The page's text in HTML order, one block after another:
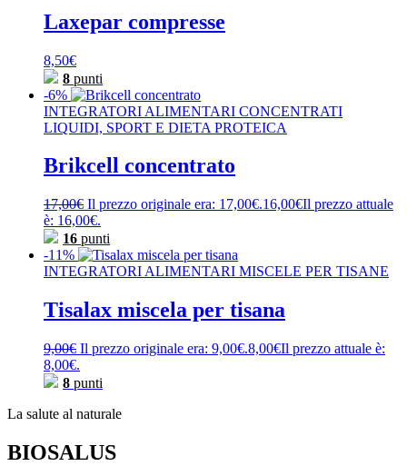
Laxepar compresse
8,50€
8 punti
-6%
INTEGRATORI ALIMENTARI CONCENTRATI
LIQUIDI, SPORT E DIETA PROTEICA
Brikcell concentrato
17,00€ Il prezzo originale era: 17,00€.16,00€Il prezzo attuale
è: 16,00€.
16 punti
-11%
INTEGRATORI ALIMENTARI MISCELE PER TISANE
Tisalax miscela per tisana
9,00€ Il prezzo originale era: 9,00€.8,00€Il prezzo attuale è:
8,00€.
8 punti
La salute al naturale
BIOSALUS